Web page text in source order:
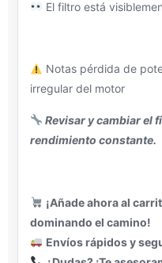
El filtro está
Notas pérdida de
irregular del motor
Revisar y cambiar el
rendimiento constante.
¡Añade ahora al
dominando el camino!
Envíos rápidos y